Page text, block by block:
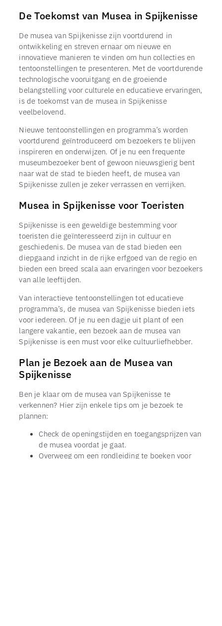
De Toekomst van Musea in Spijkenisse
De musea van Spijkenisse zijn voortdurend in
ontwikkeling en streven ernaar om nieuwe en
innovatieve manieren te vinden om hun collecties en
tentoonstellingen te presenteren. Met de voortdurende
technologische vooruitgang en de groeiende
belangstelling voor culturele en educatieve ervaringen,
is de toekomst van de musea in Spijkenisse
veelbelovend.
Nieuwe tentoonstellingen en programma’s worden
voortdurend geïntroduceerd om bezoekers te blijven
inspireren en onderwijzen. Of je nu een frequente
museumbezoeker bent of gewoon nieuwsgierig bent
naar wat de stad te bieden heeft, de musea van
Spijkenisse zullen je zeker verrassen en verrijken.
Musea in Spijkenisse voor Toeristen
Spijkenisse is een geweldige bestemming voor
toeristen die geïnteresseerd zijn in cultuur en
geschiedenis. De musea van de stad bieden een
diepgaand inzicht in de rijke erfgoed van de regio en
bieden een breed scala aan ervaringen voor bezoekers
van alle leeftijden.
Van interactieve tentoonstellingen tot educatieve
programma’s, de musea van Spijkenisse bieden iets
voor iedereen. Of je nu een dagje uit plant of een
langere vakantie, een bezoek aan de musea van
Spijkenisse is een must voor elke cultuurliefhebber.
Plan je Bezoek aan de Musea van
Spijkenisse
Ben je klaar om de musea van Spijkenisse te
verkennen? Hier zijn enkele tips om je bezoek te
plannen:
Check de openingstijden en toegangsprijzen van
de musea voordat je gaat.
Overweeg om een rondleiding te boeken voor